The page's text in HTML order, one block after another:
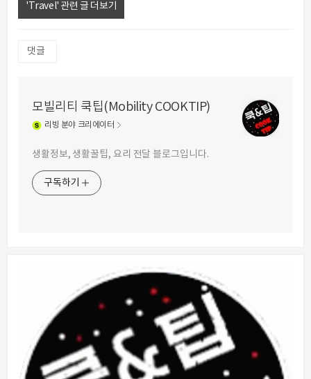
'Travel' 관련 글 더보기
댓글
모빌리티 쿡팁(Mobility COOKTIP)
리빙 분야 크리에이터
생활정보, 생활꿀팁, 요리 전달 블로그입니다.
구독하기